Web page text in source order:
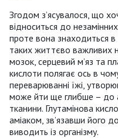
Згодом з’ясувалося, що
відноситься до
проте вона знаходиться в
таких життєво важливих
мозок, серцевий м’яз та
кислоти полягає ось в
переварюванні їжі,
може йти ще глибше – до
тканини. Глутамінова
аміаком, зв’язавши його
виводить із організму.